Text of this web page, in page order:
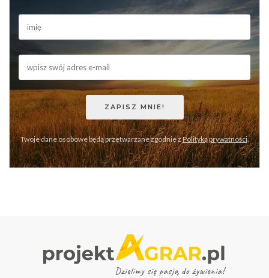
Twoje dane osobowe będą przetwarzane zgodnie zPolityką prywatności.